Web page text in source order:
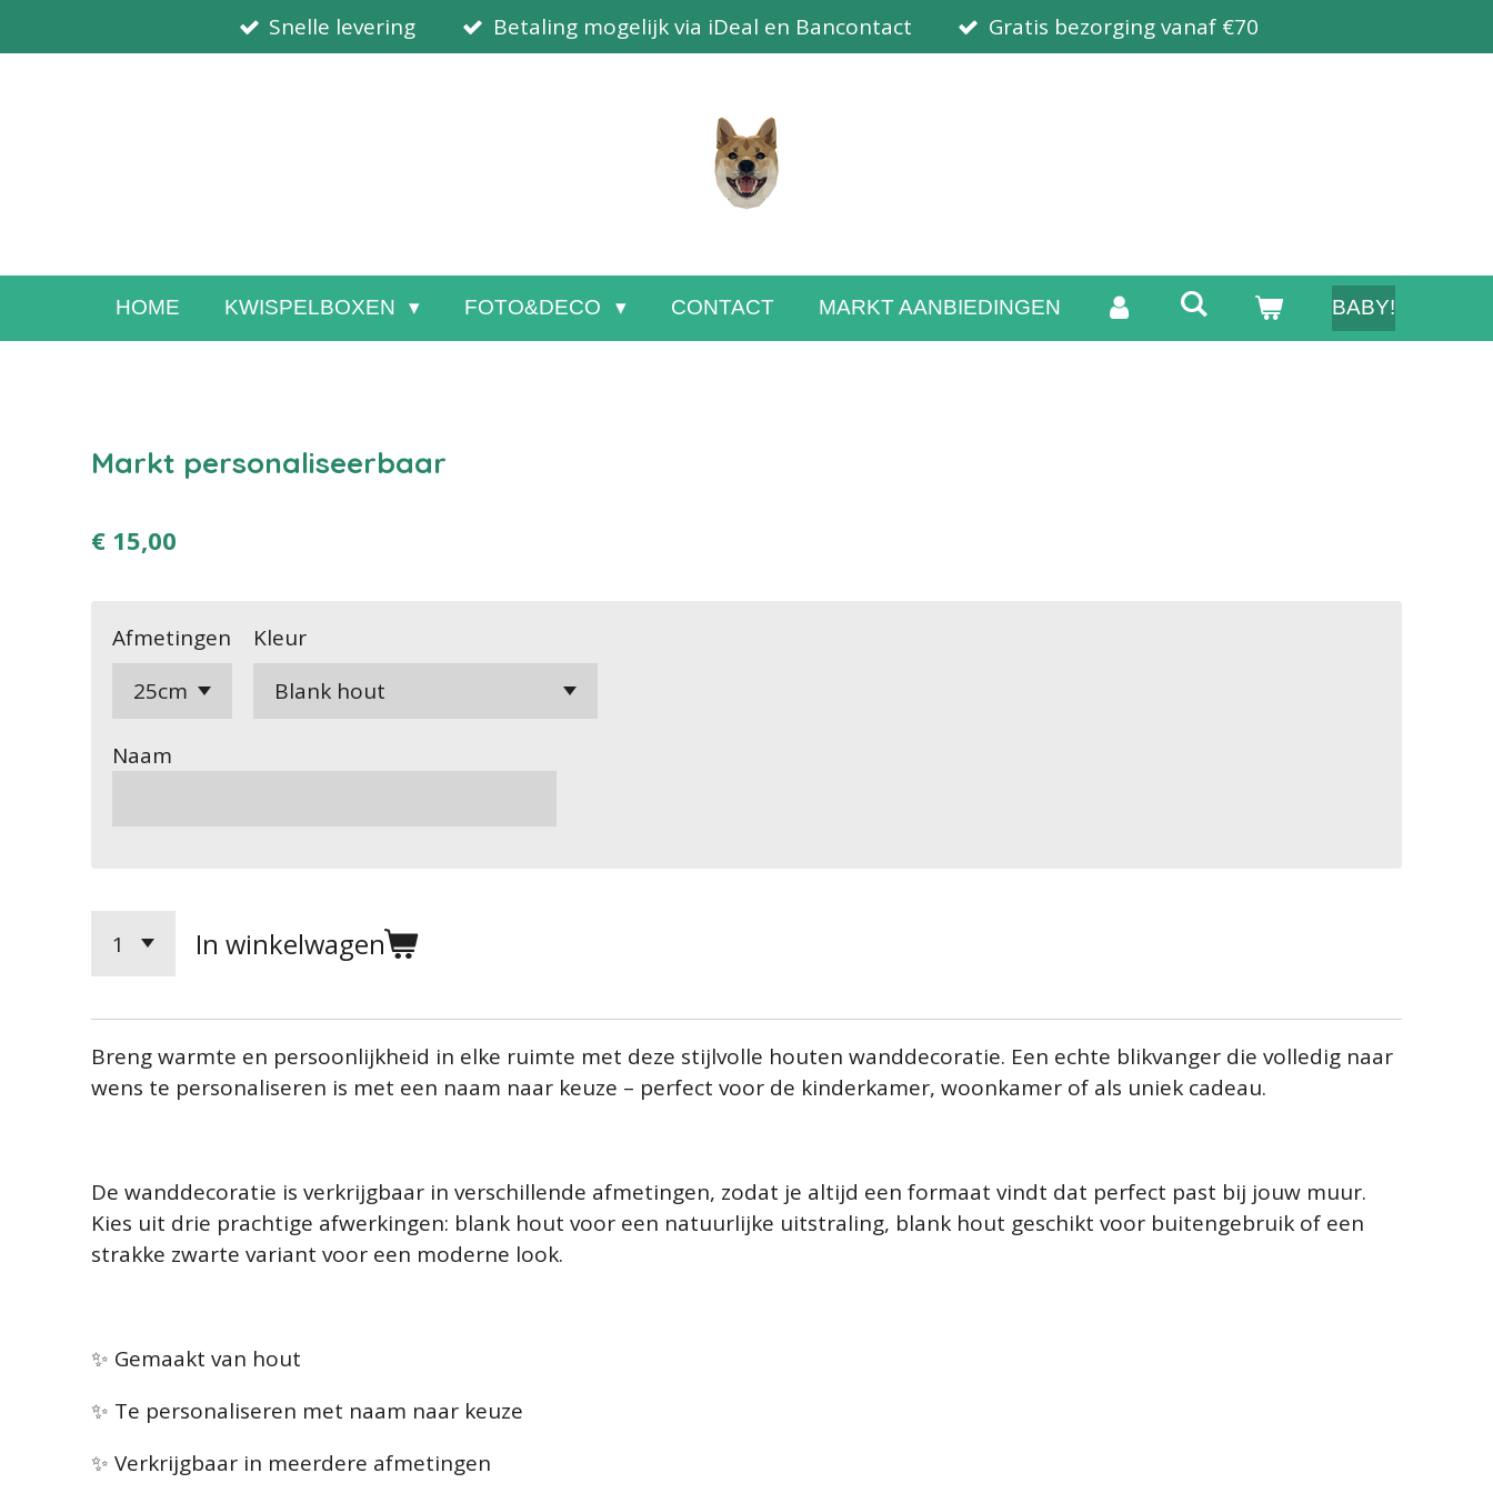
direct
Snelle levering Betaling mogelijk via iDeal en Bancontact Gratis bezorging vanaf €70
HOME KWISPELBOXEN FOTO&DECO CONTACT MARKT AANBIEDINGEN BABY!
Markt personaliseerbaar
€ 15,00
Afmetingen Kleur
Naam
In winkelwagen
Breng warmte en persoonlijkheid in elke ruimte met deze stijlvolle houten wanddecoratie. Een echte blikvanger die volledig naar
wens te personaliseren is met een naam naar keuze – perfect voor de kinderkamer, woonkamer of als uniek cadeau.
De wanddecoratie is verkrijgbaar in verschillende afmetingen, zodat je altijd een formaat vindt dat perfect past bij jouw muur.
Kies uit drie prachtige afwerkingen: blank hout voor een natuurlijke uitstraling, blank hout geschikt voor buitengebruik of een
strakke zwarte variant voor een moderne look.
✨ Gemaakt van hout
✨ Te personaliseren met naam naar keuze
✨ Verkrijgbaar in meerdere afmetingen